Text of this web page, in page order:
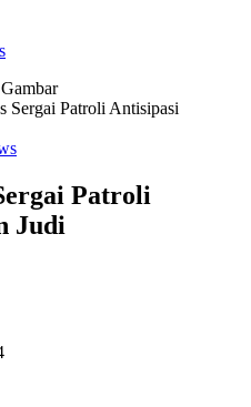
Sergai Patroli Antisipasi
Patroli
Judi